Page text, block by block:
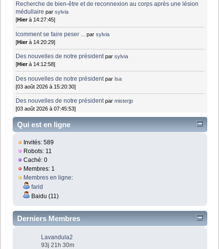
Recherche de bien-être et de reconnexion au corps après une lésion
médullaire parsylvia
[Hierà 14:27:45]
lcomment se faire peser ... parsylvia
[Hierà 14:20:29]
Des nouvelles de notre président parsylvia
[Hierà 14:12:58]
Des nouvelles de notre président par Isa
[03 août 2026 à 15:20:30]
Des nouvelles de notre président parmisterjp
[03 août 2026 à 07:45:53]
Qui est en ligne
Invités: 589
Robots: 11
Caché: 0
Membres: 1
Membres en ligne:
farid
Baidu (11)
Derniers Membres
Lavandula2
93j 21h 30m